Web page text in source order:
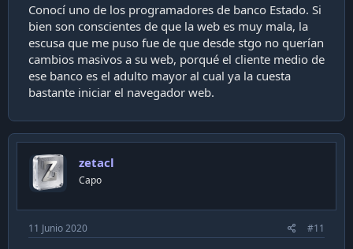
Conocí uno de los programadores de banco Estado. Si
bien son conscientes de que la web es muy mala, la
escusa que me puso fue de que desde stgo no querían
cambios masivos a su web, porqué el cliente medio de
ese banco es el adulto mayor al cual ya la cuesta
bastante iniciar el navegador web.
zetacl
Capo
11 Junio 2020 #11